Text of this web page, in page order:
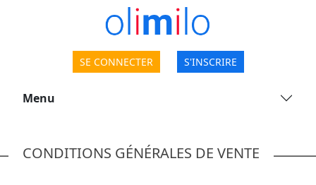
SE CONNECTER S'INSCRIRE
Menu
CONDITIONS GÉNÉRALES DE VENTE